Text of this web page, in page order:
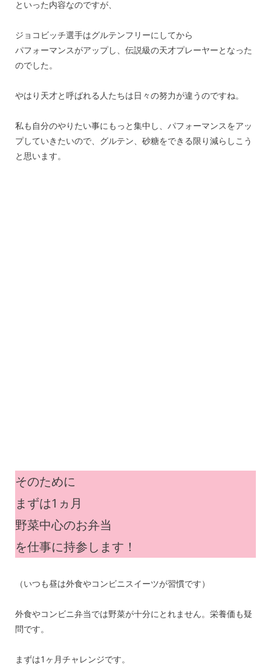
といった内容なのですが、
ジョコビッチ選手はグルテンフリーにしてから
パフォーマンスがアップし、伝説級の天才プレーヤーとなった
のでした。
やはり天才と呼ばれる人たちは日々の努力が違うのですね。
私も自分のやりたい事にもっと集中し、パフォーマンスをアッ
プしていきたいので、グルテン、砂糖をできる限り減らしこう
と思います。
そのために
まずは1ヵ月
野菜中心のお弁当
を仕事に持参します！
（いつも昼は外食やコンビニスイーツが習慣です）
外食やコンビニ弁当では野菜が十分にとれません。栄養価も疑
問です。
まずは1ヶ月チャレンジです。